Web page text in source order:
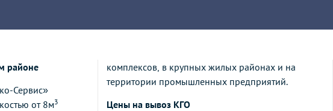
районе
Сервис»
от 8м3
комплексов, в крупных жилых районах и на
территории промышленных предприятий.
Цены на вывоз КГО